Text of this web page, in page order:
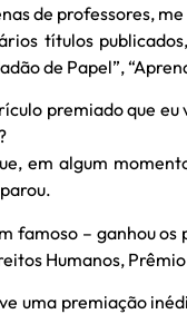
de professores,
títulos
de Papel”,
premiado que
em algum
famoso – ganhou
Humanos,
uma premiação